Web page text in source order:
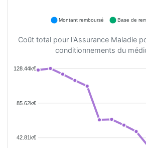
Montant remboursé Base de
Coût total pour l'Assurance Maladie
conditionnements du
128.44k€
85.62k€
42.81k€